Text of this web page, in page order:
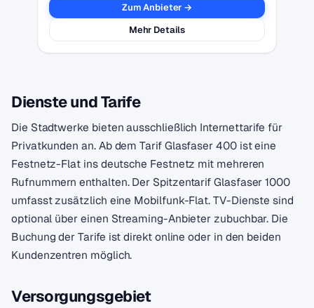
Zum Anbieter →
Mehr Details
Dienste und Tarife
Die Stadtwerke bieten ausschließlich Internettarife für
Privatkunden an. Ab dem Tarif Glasfaser 400 ist eine
Festnetz-Flat ins deutsche Festnetz mit mehreren
Rufnummern enthalten. Der Spitzentarif Glasfaser 1000
umfasst zusätzlich eine Mobilfunk-Flat. TV-Dienste sind
optional über einen Streaming-Anbieter zubuchbar. Die
Buchung der Tarife ist direkt online oder in den beiden
Kundenzentren möglich.
Versorgungsgebiet